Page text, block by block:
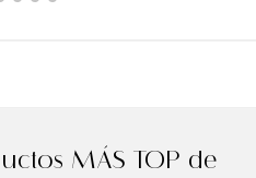
MÁS TOP de